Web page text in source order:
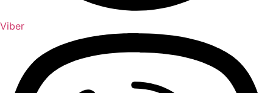
Viber